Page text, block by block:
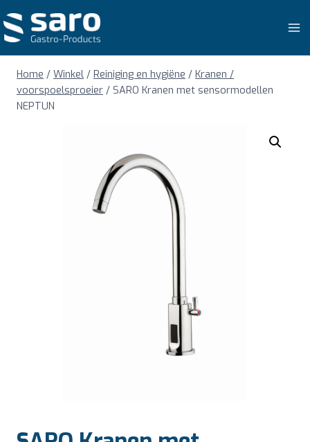
naar
inhoud
Home / Winkel / Reiniging en hygiëne / Kranen /
voorspoelsproeier / SARO Kranen met sensormodellen
NEPTUN